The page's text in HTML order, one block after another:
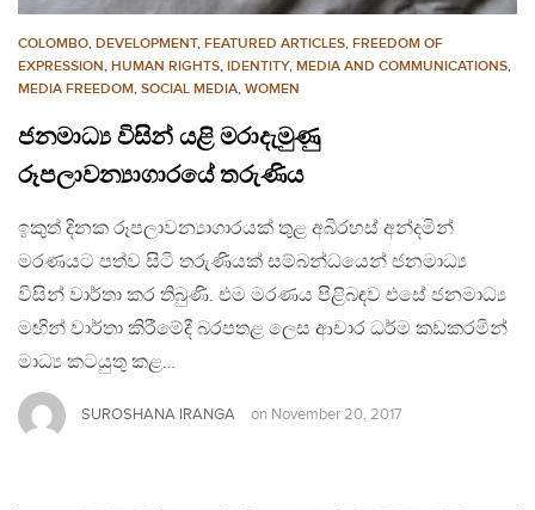
COLOMBO, DEVELOPMENT, FEATURED ARTICLES, FREEDOM OF
EXPRESSION, HUMAN RIGHTS, IDENTITY, MEDIA AND COMMUNICATIONS,
MEDIA FREEDOM, SOCIAL MEDIA, WOMEN
ජනමාධ්‍ය විසින් යළි මරාදැමුණු
රූපලාවන්‍යාගාරයේ තරුණිය
ඉකුත් දිනක රූපලාවන්‍යාගාරයක් තුළ අබිරහස් අන්දමින්
මරණයට පත්ව සිටි තරුණියක් සම්බන්ධයෙන් ජනමාධ්‍ය
විසින් වාර්තා කර තිබුණි. එම මරණය පිළිබඳව එසේ ජනමාධ්‍ය
මඟින් වාර්තා කිරීමේදී බරපතළ ලෙස ආචාර ධර්ම කඩකරමින්
මාධ්‍ය කටයුතු කළ…
SUROSHANA IRANGA on November 20, 2017